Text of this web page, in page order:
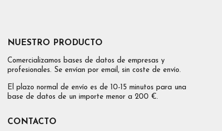
NUESTRO PRODUCTO
Comercializamos bases de datos de empresas y
profesionales. Se envían por email, sin coste de envío.
El plazo normal de envío es de 10-15 minutos para una
base de datos de un importe menor a 200 €.
CONTACTO